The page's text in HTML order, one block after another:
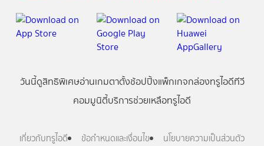
วันนี้ดูสิทธิพิเศษอ่านเกมตาตั้งช้อปปิ้งแพ็กเกจกล่องทรูไอดีทีวี
คอมมูนิตี้บริการช่วยเหลือทรูไอดี
เกี่ยวกับทรูไอดี ข้อกำหนดและเงื่อนไข
นโยบายความเป็นส่วนตัว